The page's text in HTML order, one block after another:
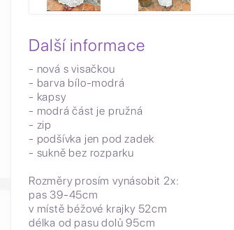
Další informace
- nová s visačkou
- barva bílo-modrá
- kapsy
- modrá část je pružná
- zip
- podšívka jen pod zadek
- sukně bez rozparku
Rozměry prosím vynásobit 2x:
pas 39-45cm
v místě béžové krajky 52cm
délka od pasu dolů 95cm